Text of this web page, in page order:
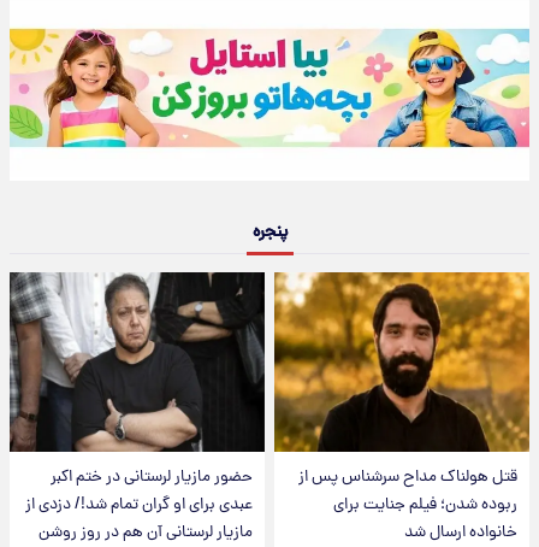
پنجره
قتل هولناک مداح سرشناس پس از
ربوده شدن؛ فیلم جنایت برای
خانواده ارسال شد
حضور مازیار لرستانی در ختم اکبر
عبدی برای او گران تمام شد!/ دزدی از
مازیار لرستانی آن هم در روز روشن